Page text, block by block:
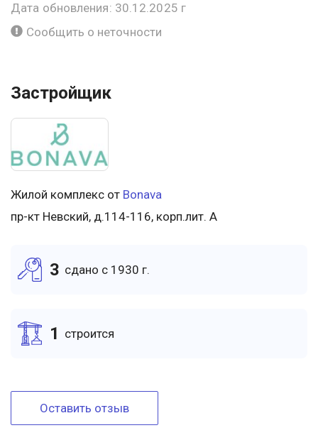
Дата обновления: 30.12.2025 г
Сообщить о неточности
Застройщик
Жилой комплекс от Bonava
пр-кт Невский, д.114-116, корп.лит. А
3 cдано c 1930 г.
1 cтроится
Оставить отзыв